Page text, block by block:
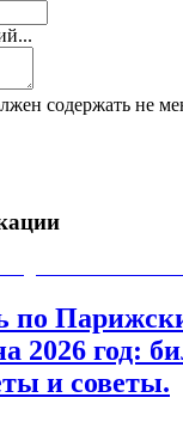
содержать не
по
2026 год:
и советы.